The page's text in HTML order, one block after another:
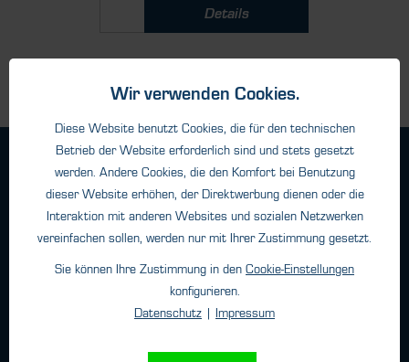
Details
Haftungsangaben
Datenschutz
Impressum
Wir verwenden Cookies.
Diese Website benutzt Cookies, die für den technischen
Betrieb der Website erforderlich sind und stets gesetzt
werden. Andere Cookies, die den Komfort bei Benutzung
dieser Website erhöhen, der Direktwerbung dienen oder die
Interaktion mit anderen Websites und sozialen Netzwerken
vereinfachen sollen, werden nur mit Ihrer Zustimmung gesetzt.
Sie können Ihre Zustimmung in den Cookie-Einstellungen
konfigurieren.
Datenschutz
Impressum